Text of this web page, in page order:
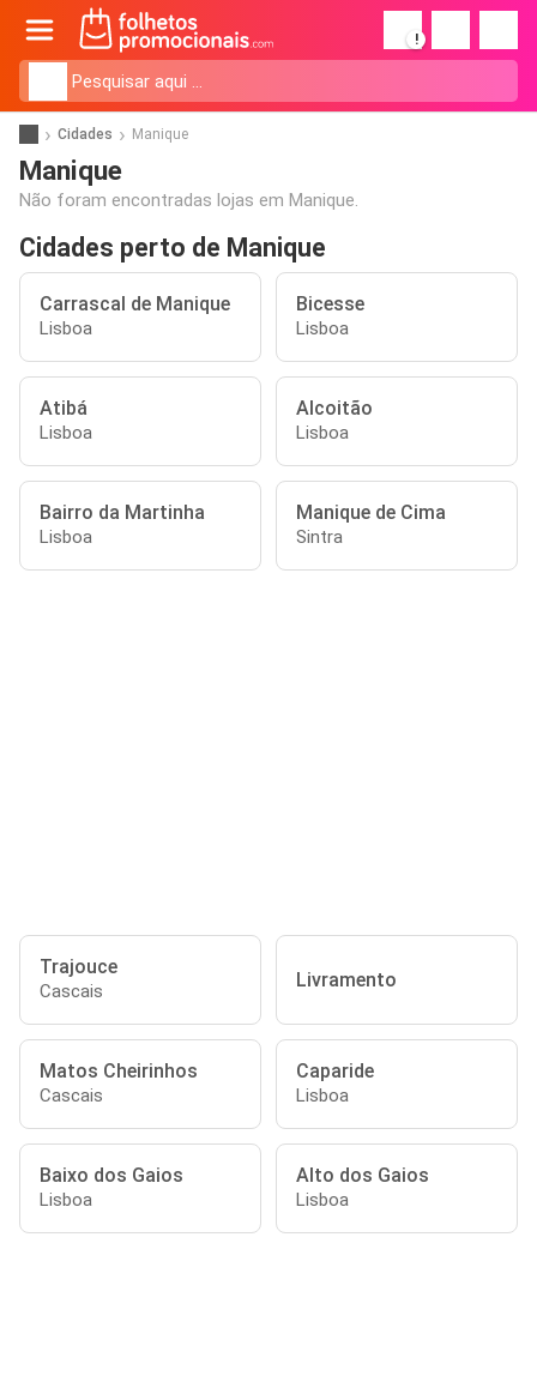
!
Cidades Manique
Manique
Não foram encontradas lojas em Manique.
Cidades perto de Manique
Carrascal de Manique
Lisboa
Bicesse
Lisboa
Atibá
Lisboa
Alcoitão
Lisboa
Bairro da Martinha
Lisboa
Manique de Cima
Sintra
Trajouce
Cascais Livramento
Matos Cheirinhos
Cascais
Caparide
Lisboa
Baixo dos Gaios
Lisboa
Alto dos Gaios
Lisboa